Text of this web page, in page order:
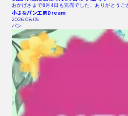
おかげさまで8月4日も完売でした、ありがとう
小さなパン工房Dream
2026.08.05
パン